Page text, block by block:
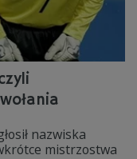
nazwiska
mistrzostwa